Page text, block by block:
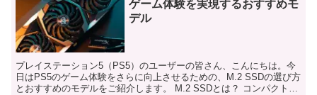
ゲーム体験を実現するおすすめモ
デル
プレイステーション5（PS5）のユーザーの皆さん、こんにちは。今
日はPS5のゲーム体験をさらに向上させるための、M.2 SSDの選び方
とおすすめのモデルをご紹介します。 M.2 SSDとは？ コンパクトな